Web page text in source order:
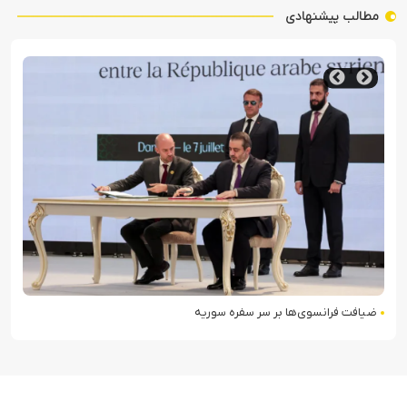
مطالب پیشنهادی
ضیافت فرانسوی‌ها بر سر سفره سوریه